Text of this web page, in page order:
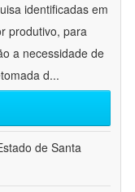
identificadas em
produtivo, para
a necessidade de
d...
de Santa